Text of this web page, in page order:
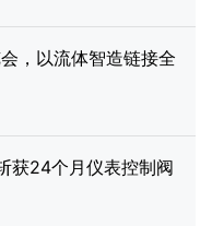
，以流体智造链接全
获24个月仪表控制阀